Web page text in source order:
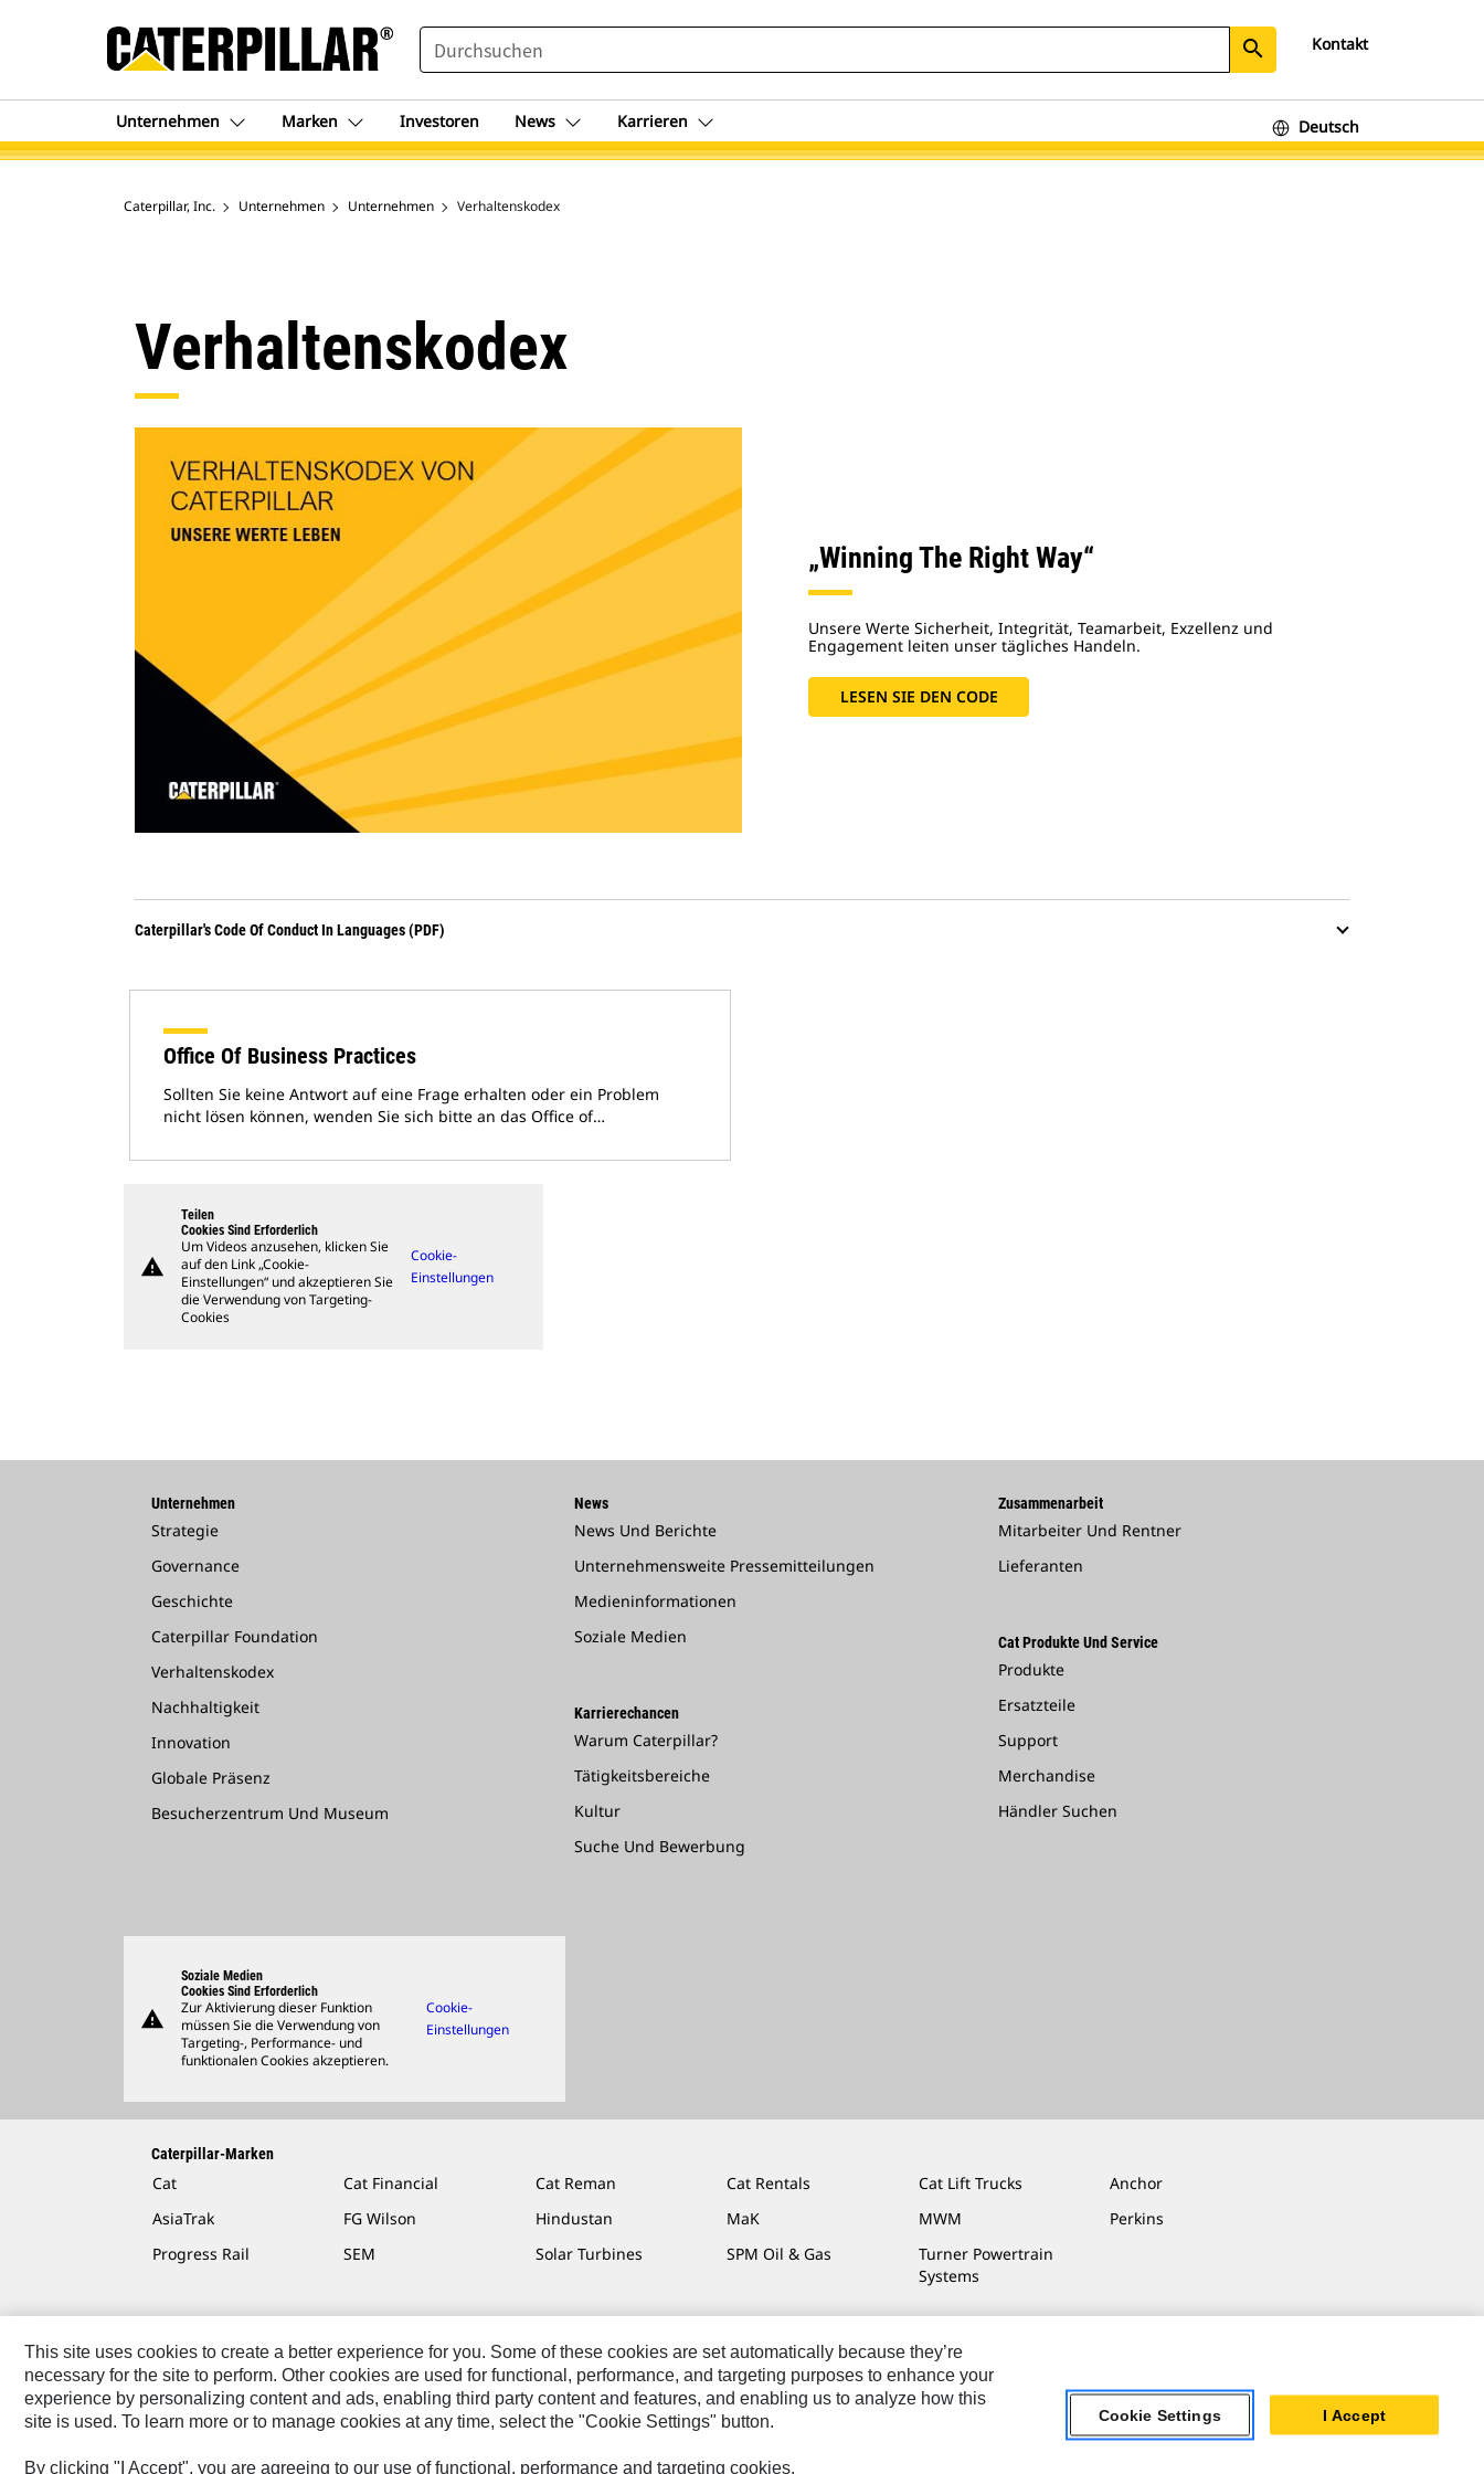
SEARCH search Kontakt
Unternehmen Marken Investoren News Karrieren Deutsch
Caterpillar, Inc. Unternehmen Unternehmen Verhaltenskodex
Verhaltenskodex
„Winning The Right Way“
Unsere Werte Sicherheit, Integrität, Teamarbeit, Exzellenz und
Engagement leiten unser tägliches Handeln.
LESEN SIE DEN CODE
Caterpillar's Code Of Conduct In Languages (PDF)
Office Of Business Practices
Sollten Sie keine Antwort auf eine Frage erhalten oder ein Problem
nicht lösen können, wenden Sie sich bitte an das Office of…
warning
Teilen
Cookies Sind Erforderlich
Um Videos anzusehen, klicken Sie
auf den Link „Cookie-
Einstellungen“ und akzeptieren Sie
die Verwendung von Targeting-
Cookies
Cookie-
Einstellungen
Unternehmen
Strategie
Governance
Geschichte
Caterpillar Foundation
Verhaltenskodex
Nachhaltigkeit
Innovation
Globale Präsenz
Besucherzentrum Und Museum
News
News Und Berichte
Unternehmensweite Pressemitteilungen
Medieninformationen
Soziale Medien
Karrierechancen
Warum Caterpillar?
Tätigkeitsbereiche
Kultur
Suche Und Bewerbung
Zusammenarbeit
Mitarbeiter Und Rentner
Lieferanten
Cat Produkte Und Service
Produkte
Ersatzteile
Support
Merchandise
Händler Suchen
warning
Soziale Medien
Cookies Sind Erforderlich
Zur Aktivierung dieser Funktion
müssen Sie die Verwendung von
Targeting-, Performance- und
funktionalen Cookies akzeptieren.
Cookie-
Einstellungen
Caterpillar-Marken
Cat Cat Financial Cat Reman Cat Rentals Cat Lift Trucks
Anchor
AsiaTrak
FG Wilson Hindustan MaK MWM
Perkins
Progress Rail
SEM Solar Turbines SPM Oil & Gas
Turner Powertrain
Systems
Kontakt/Imprint Sitemap Cookie Settings Rechtliche Hinweise Datenschutzerklärung Cat.com
Caterpillar © 2026. Alle Rechte vorbehalten.
This site uses cookies to create a better experience for you. Some of these cookies are set automatically because they’re
necessary for the site to perform. Other cookies are used for functional, performance, and targeting purposes to enhance your
experience by personalizing content and ads, enabling third party content and features, and enabling us to analyze how this
site is used. To learn more or to manage cookies at any time, select the "Cookie Settings" button.
By clicking "I Accept", you are agreeing to our use of functional, performance and targeting cookies.
Cookie Settings I Accept